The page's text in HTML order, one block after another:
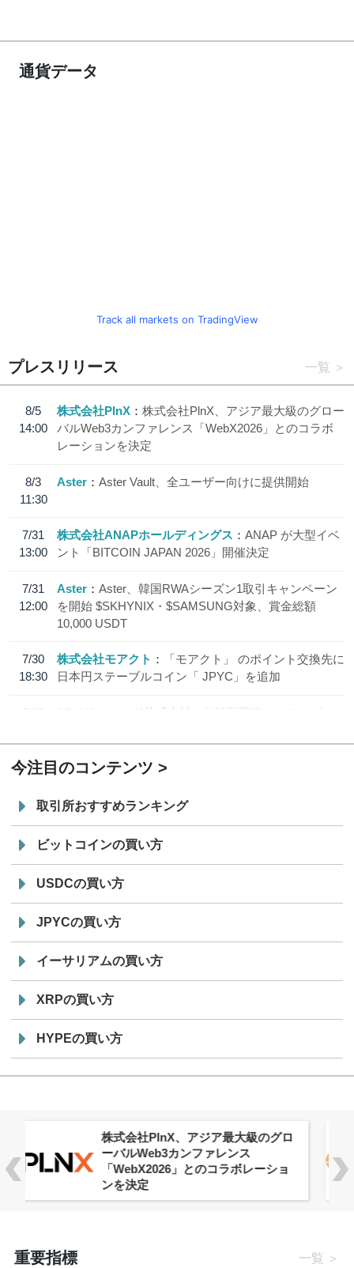
通貨データ
Track all markets on TradingView
プレスリリース 一覧
8/5
14:00
株式会社PlnX
株式会社PlnX、アジア最大級のグロー
バルWeb3カンファレンス「WebX2026」とのコラボ
レーションを決定
8/3
11:30
Aster Aster Vault、全ユーザー向けに提供開始
7/31
13:00
株式会社ANAPホールディングス
ANAP が大型イベ
ント「BITCOIN JAPAN 2026」開催決定
7/31
12:00
Aster
Aster、韓国RWAシーズン1取引キャンペーン
を開始 $SKHYNIX・$SAMSUNG対象、賞金総額
10,000 USDT
7/30
18:30
株式会社モアクト
「モアクト」 のポイント交換先に
日本円ステーブルコイン「 JPYC」を追加
7/29
SBI VCトレード株式会社
信託型円建てステーブル
今注目のコンテンツ
取引所おすすめランキング
ビットコインの買い方
USDCの買い方
JPYCの買い方
イーサリアムの買い方
XRPの買い方
HYPEの買い方
Aster Vault、全ユーザー向けに提供
開始
重要指標 一覧